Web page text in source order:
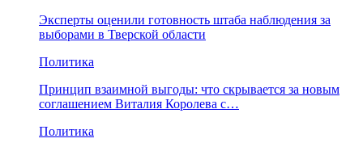
Эксперты оценили готовность штаба наблюдения за
выборами в Тверской области
Политика
Принцип взаимной выгоды: что скрывается за новым
соглашением Виталия Королева с…
Политика